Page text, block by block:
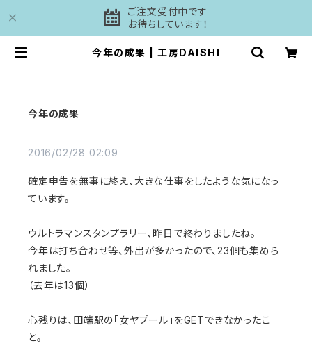
ご注文受付中です
お待ちしています！
今年の成果 | 工房DAISHI
今年の成果
2016/02/28 02:09
確定申告を無事に終え、大きな仕事をしたような気になっ
ています。
ウルトラマンスタンプラリー、昨日で終わりましたね。
今年は打ち合わせ等、外出が多かったので、23個も集めら
れました。
（去年は13個）
心残りは、田端駅の「女ヤプール」をGETできなかったこ
と。